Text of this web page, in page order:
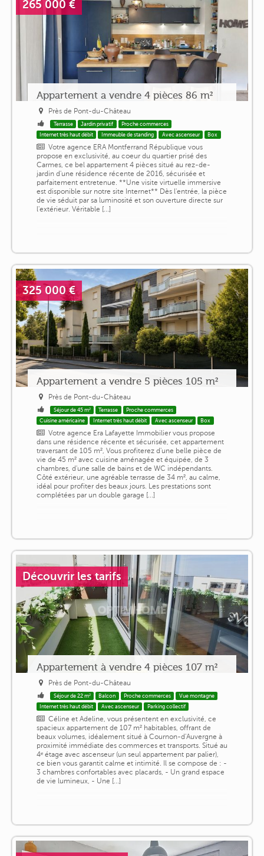
265 000 €
Appartement a vendre 4 pièces 86 m²
Près de Pont-du-Château
Terrasse Jardin privatif
Proche commerces
Internet très haut débit
Immeuble de standing Avec ascenseur Box
Votre agence ERA Montferrand République vous
propose en exclusivité, au coeur du quartier prisé des
Carmes, ce bel appartement 4 pièces situé au rez-de-
jardin d'une résidence récente de 2016, sécurisée et
parfaitement entretenue. **Une visite virtuelle immersive
est disponible sur notre site Internet** Dès l'entrée, la pièce
de vie séduit par sa luminosité et son ouverture directe sur
l'extérieur. Véritable [...]
325 000 €
Appartement a vendre 5 pièces 105 m²
Près de Pont-du-Château
Séjour de 45 m² Terrasse
Proche commerces
Cuisine américaine
Internet très haut débit Avec ascenseur Box
Votre agence Era Lafayette Immobilier vous propose
dans une résidence récente et sécurisée, cet appartement
traversant de 105 m², Vous profiterez d'une belle pièce de
vie de 45 m² avec cuisine aménagée et équipée, de 3
chambres, d'une salle de bains et de WC indépendants.
Côté extérieur, une agréable terrasse de 34 m², au calme,
idéal pour profiter des beaux jours. Les prestations sont
complétées par un double garage [...]
Découvrir les tarifs
Appartement à vendre 4 pièces 107 m²
Près de Pont-du-Château
Séjour de 22 m² Balcon Proche commerces
Vue montagne
Internet très haut débit
Avec ascenseur Parking collectif
Céline et Adeline, vous présentent en exclusivité, ce
spacieux appartement de 107 m² habitables, offrant de
beaux volumes, idéalement situé à Cournon-d'Auvergne à
proximité immédiate des commerces et transports. Situé au
4ᵉ étage avec ascenseur (un seul appartement par palier),
ce bien vous garantit calme et intimité. Il se compose de : -
3 chambres confortables avec placards, - Un grand espace
de vie lumineux, - Une [...]